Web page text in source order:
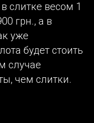
слитке весом 1
грн., а в
уже
будет стоить
случае
чем слитки.